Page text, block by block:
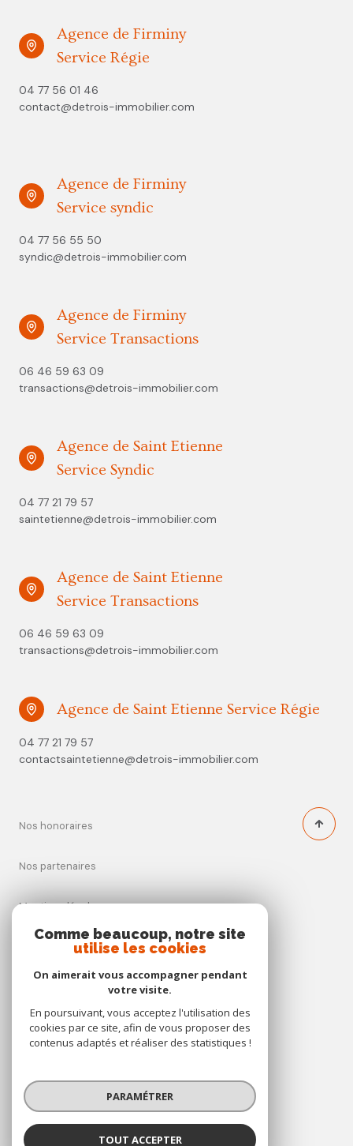
Agence de Firminy
Service Régie
04 77 56 01 46
contact@detrois-immobilier.com
Agence de Firminy
Service syndic
04 77 56 55 50
syndic@detrois-immobilier.com
Agence de Firminy
Service Transactions
06 46 59 63 09
transactions@detrois-immobilier.com
Agence de Saint Etienne
Service Syndic
04 77 21 79 57
saintetienne@detrois-immobilier.com
Agence de Saint Etienne
Service Transactions
06 46 59 63 09
transactions@detrois-immobilier.com
Agence de Saint Etienne Service Régie
04 77 21 79 57
contactsaintetienne@detrois-immobilier.com
Nos honoraires
Nos partenaires
Mentions légales
Cookies
© 2026 | Tous droits réservés
Réalisé par
Comme beaucoup, notre site
utilise les cookies
On aimerait vous accompagner pendant
votre visite.
En poursuivant, vous acceptez l'utilisation des
cookies par ce site, afin de vous proposer des
contenus adaptés et réaliser des statistiques !
PARAMÉTRER
TOUT ACCEPTER